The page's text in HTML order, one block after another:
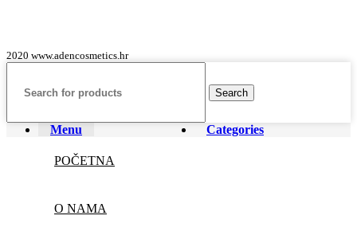
2020 www.adencosmetics.hr
Search
Menu Categories
POČETNA
O NAMA